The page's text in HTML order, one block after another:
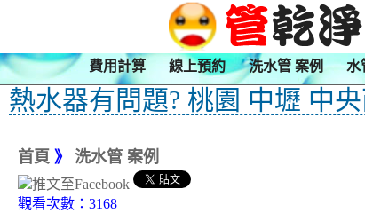
費用計算 線上預約 洗水管 案例 水
熱水器有問題? 桃園 中壢 中
首頁 》 洗水管 案例
觀看次數：3168